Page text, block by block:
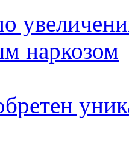
наркозом